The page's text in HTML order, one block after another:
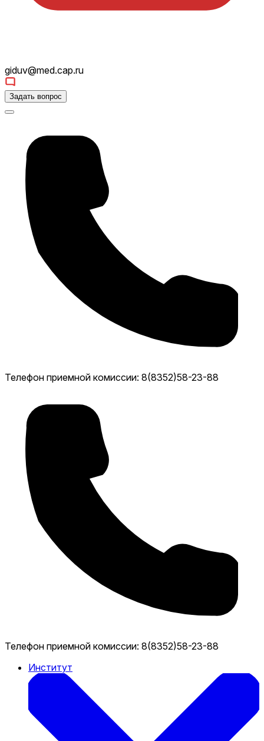
giduv@med.cap.ru
Задать вопрос
Телефон приемной комиссии: 8(8352)58-23-88
Телефон приемной комиссии: 8(8352)58-23-88
Институт